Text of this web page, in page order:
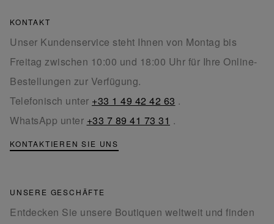
KONTAKT
Unser Kundenservice steht Ihnen von Montag bis
Freitag zwischen 10:00 und 18:00 Uhr für Ihre Online-
Bestellungen zur Verfügung.
Telefonisch unter +33 1 49 42 42 63 .
WhatsApp unter +33 7 89 41 73 31 .
KONTAKTIEREN SIE UNS
UNSERE GESCHÄFTE
Entdecken Sie unsere Boutiquen weltweit und finden